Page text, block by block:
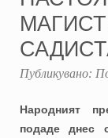
Публикувано:
Народният
подаде днес